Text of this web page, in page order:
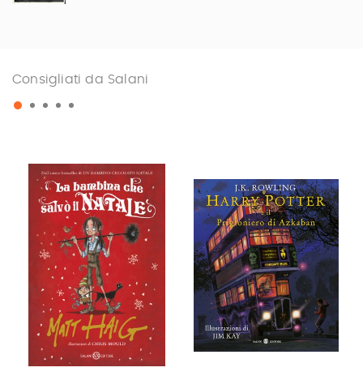
Consigliati da Salani